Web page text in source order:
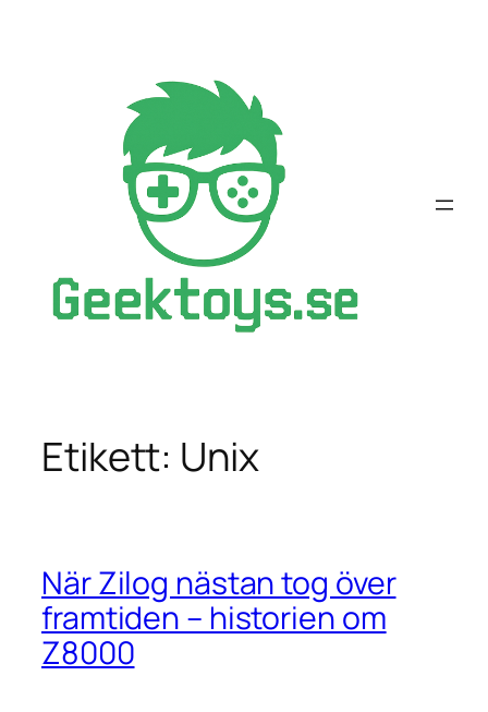
Etikett: Unix
När Zilog nästan tog över
framtiden – historien om
Z8000